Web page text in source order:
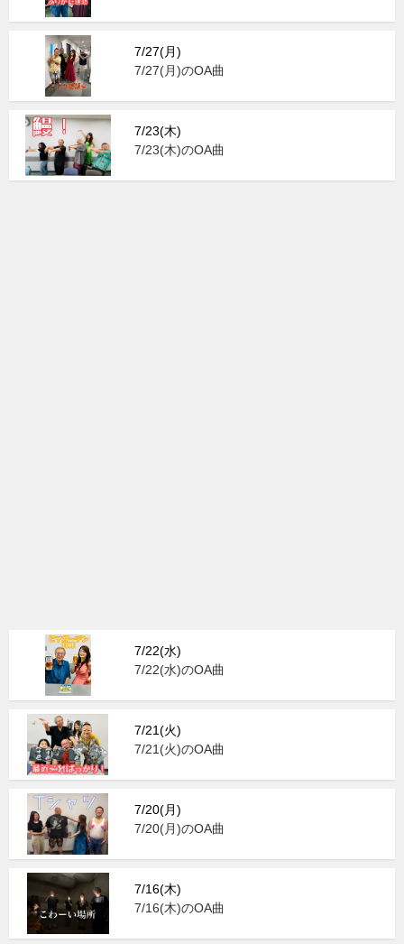
7/27(月)
7/27(月)のOA曲
7/23(木)
7/23(木)のOA曲
7/22(水)
7/22(水)のOA曲
7/21(火)
7/21(火)のOA曲
7/20(月)
7/20(月)のOA曲
7/16(木)
7/16(木)のOA曲